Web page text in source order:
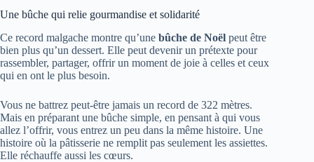
Une bûche qui relie gourmandise et solidarité
Ce record malgache montre qu’une bûche de Noël peut être
bien plus qu’un dessert. Elle peut devenir un prétexte pour
rassembler, partager, offrir un moment de joie à celles et ceux
qui en ont le plus besoin.
Vous ne battrez peut-être jamais un record de 322 mètres.
Mais en préparant une bûche simple, en pensant à qui vous
allez l’offrir, vous entrez un peu dans la même histoire. Une
histoire où la pâtisserie ne remplit pas seulement les assiettes.
Elle réchauffe aussi les cœurs.